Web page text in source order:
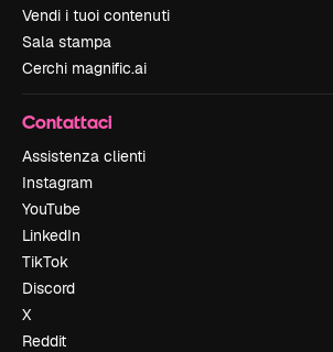
Vendi i tuoi contenuti
Sala stampa
Cerchi magnific.ai
Contattaci
Assistenza clienti
Instagram
YouTube
LinkedIn
TikTok
Discord
X
Reddit